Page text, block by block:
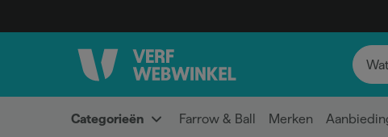
Categorieën Farrow & Ball Merken